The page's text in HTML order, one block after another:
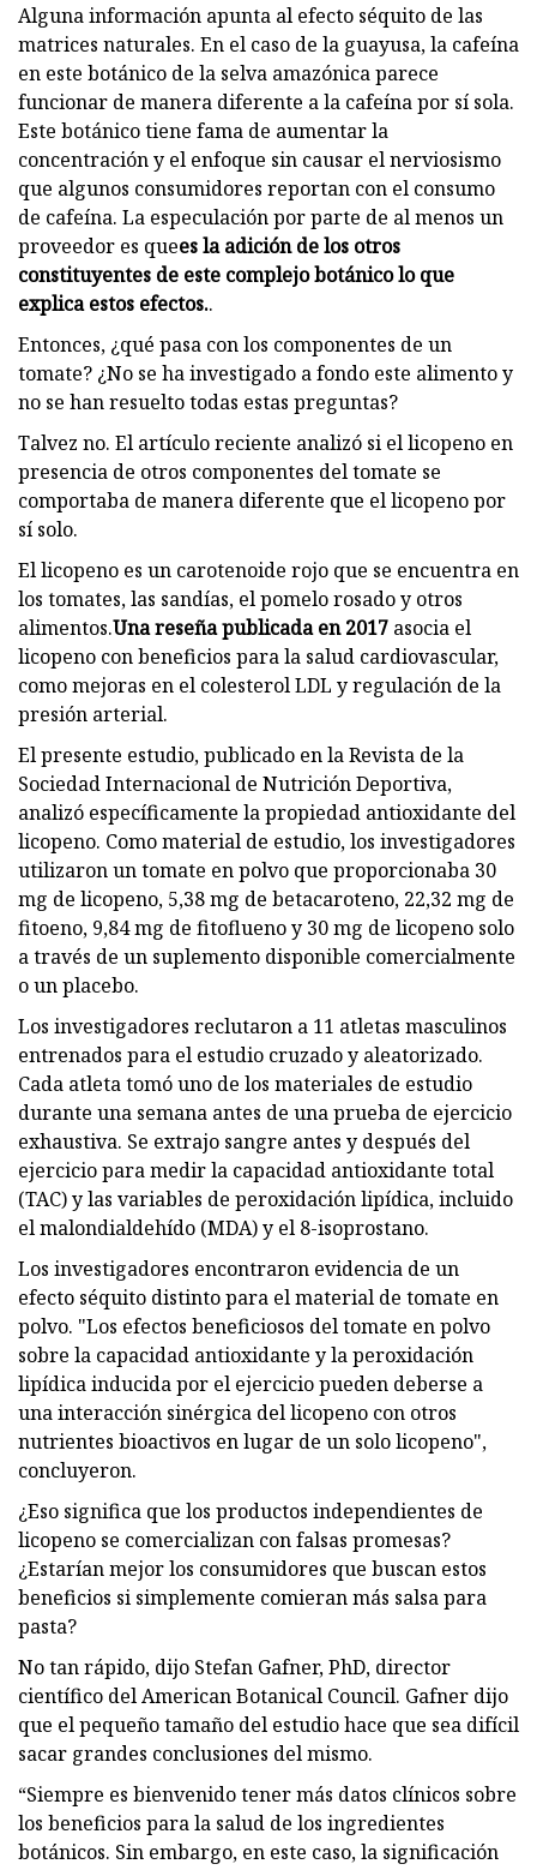
Alguna información apunta al efecto séquito de las
matrices naturales. En el caso de la guayusa, la cafeína
en este botánico de la selva amazónica parece
funcionar de manera diferente a la cafeína por sí sola.
Este botánico tiene fama de aumentar la
concentración y el enfoque sin causar el nerviosismo
que algunos consumidores reportan con el consumo
de cafeína. La especulación por parte de al menos un
proveedor es quees la adición de los otros
constituyentes de este complejo botánico lo que
explica estos efectos.​.
Entonces, ¿qué pasa con los componentes de un
tomate? ¿No se ha investigado a fondo este alimento y
no se han resuelto todas estas preguntas?
Talvez no. El artículo reciente analizó si el licopeno en
presencia de otros componentes del tomate se
comportaba de manera diferente que el licopeno por
sí solo.
El licopeno es un carotenoide rojo que se encuentra en
los tomates, las sandías, el pomelo rosado y otros
alimentos.Una reseña publicada en 2017 ​ asocia el
licopeno con beneficios para la salud cardiovascular,
como mejoras en el colesterol LDL y regulación de la
presión arterial.
El presente estudio, publicado en la Revista de la
Sociedad Internacional de Nutrición Deportiva,
analizó específicamente la propiedad antioxidante del
licopeno. Como material de estudio, los investigadores
utilizaron un tomate en polvo que proporcionaba 30
mg de licopeno, 5,38 mg de betacaroteno, 22,32 mg de
fitoeno, 9,84 mg de fitoflueno y 30 mg de licopeno solo
a través de un suplemento disponible comercialmente
o un placebo.
Los investigadores reclutaron a 11 atletas masculinos
entrenados para el estudio cruzado y aleatorizado.
Cada atleta tomó uno de los materiales de estudio
durante una semana antes de una prueba de ejercicio
exhaustiva. Se extrajo sangre antes y después del
ejercicio para medir la capacidad antioxidante total
(TAC) y las variables de peroxidación lipídica, incluido
el malondialdehído (MDA) y el 8-isoprostano.
Los investigadores encontraron evidencia de un
efecto séquito distinto para el material de tomate en
polvo. "Los efectos beneficiosos del tomate en polvo
sobre la capacidad antioxidante y la peroxidación
lipídica inducida por el ejercicio pueden deberse a
una interacción sinérgica del licopeno con otros
nutrientes bioactivos en lugar de un solo licopeno",
concluyeron.
¿Eso significa que los productos independientes de
licopeno se comercializan con falsas promesas?
¿Estarían mejor los consumidores que buscan estos
beneficios si simplemente comieran más salsa para
pasta?
No tan rápido, dijo Stefan Gafner, PhD, director
científico del American Botanical Council. Gafner dijo
que el pequeño tamaño del estudio hace que sea difícil
sacar grandes conclusiones del mismo.
“Siempre es bienvenido tener más datos clínicos sobre
los beneficios para la salud de los ingredientes
botánicos. Sin embargo, en este caso, la significación